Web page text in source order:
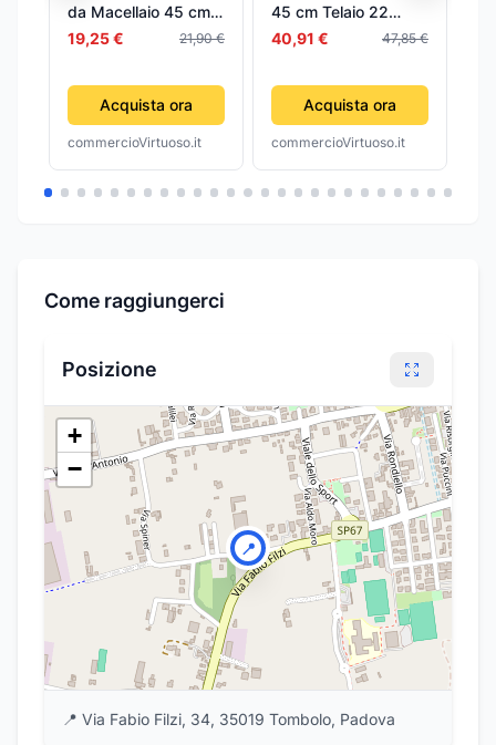
da Macellaio 45 cm 2
Pezzi
19,25 € 21,90 €
Acquista ora
commercioVirtuoso.it
45 cm Telaio 22
MMX7
40,91 € 47,85 €
Acquista ora
commercioVirtuoso.it
Come raggiungerci
Posizione
📍
+
−
📍 Via Fabio Filzi, 34, 35019 Tombolo, Padova